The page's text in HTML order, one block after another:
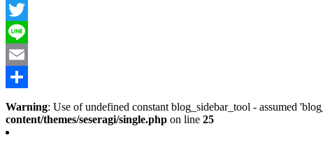
Facebook
Twitter
Line
Email
有
Warning: Use of undefined constant blog_sidebar_tool - assumed
content/themes/seseragi/single.php on line 25